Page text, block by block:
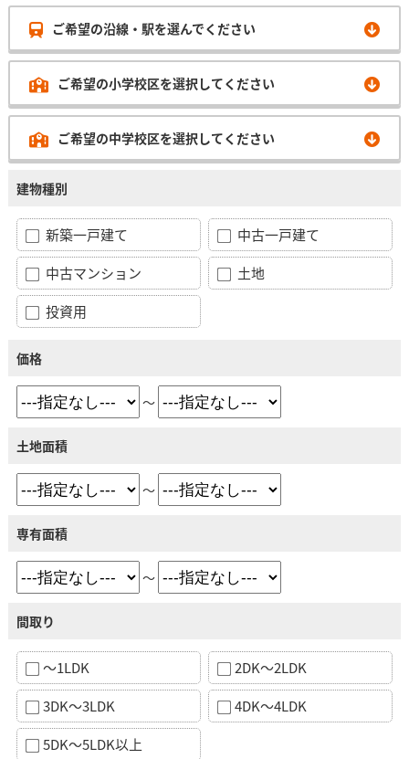
ご希望の沿線・駅を選んでください
ご希望の小学校区を選択してください
ご希望の中学校区を選択してください
建物種別
新築一戸建て
中古一戸建て
中古マンション
土地
投資用
価格
～
土地面積
～
専有面積
～
間取り
～1LDK
2DK～2LDK
3DK～3LDK
4DK～4LDK
5DK～5LDK以上